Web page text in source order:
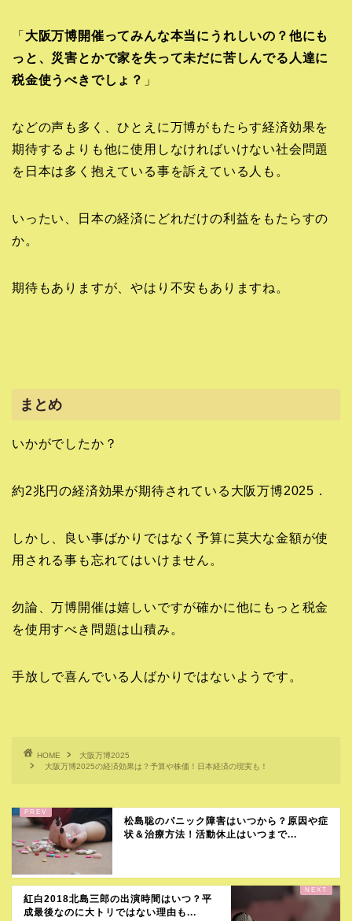
「 大阪万博開催ってみんな本当にうれしいの？他にも
っと、災害とかで家を失って未だに苦しんでる人達に
税金使うべきでしょ？ 」
などの声も多く、ひとえに万博がもたらす経済効果を
期待するよりも他に使用しなければいけない社会問題
を日本は多く抱えている事を訴えている人も。
いったい、日本の経済にどれだけの利益をもたらすの
か。
期待もありますが、やはり不安もありますね。
まとめ
いかがでしたか？
約2兆円の経済効果が期待されている大阪万博2025．
しかし、良い事ばかりではなく予算に莫大な金額が使
用される事も忘れてはいけません。
勿論、万博開催は嬉しいですが確かに他にもっと税金
を使用すべき問題は山積み。
手放しで喜んでいる人ばかりではないようです。
HOME
大阪万博2025
大阪万博2025の経済効果は？予算や株価！日本経済の現実も！
松島聡のパニック障害はいつから？原因や症
状＆治療方法！活動休止はいつまで...
紅白2018北島三郎の出演時間はいつ？平
成最後なのに大トリではない理由も...